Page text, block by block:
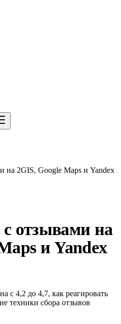
на 2GIS, Google Maps и Yandex
отзывами на
и Yandex
с 4,2 до 4,7, как реагировать
техники сбора отзывов